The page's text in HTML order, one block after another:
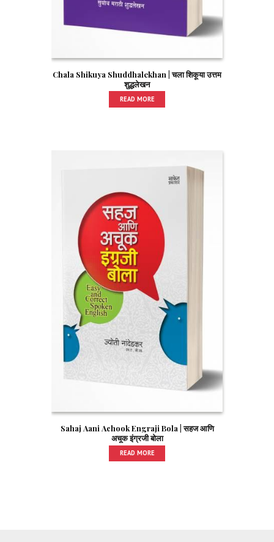
Chala Shikuya Shuddhalekhan | चला शिकूया उत्तम
शुद्धलेखन
READ MORE
Sahaj Aani Achook Engraji Bola | सहज आणि
अचूक इंग्रजी बोला
READ MORE